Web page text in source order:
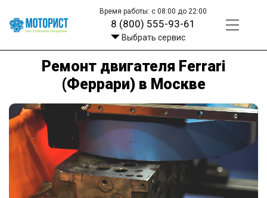
Время работы: с 08:00 до 22:00
8 (800) 555-93-61
Выбрать сервис
Ремонт двигателя Ferrari
(Феррари) в Москве